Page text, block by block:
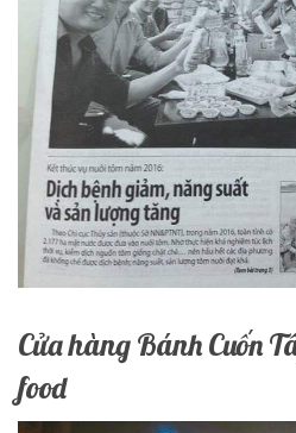
Cửa hàng Bánh Cuốn
food